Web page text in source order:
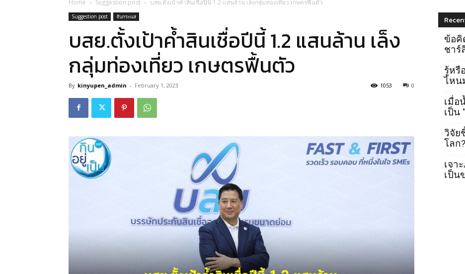
Home Suggestion post บสย.ตั้งเป้าค้ำสินเชื่อปีนี้ 1.2 แสนล้าน เล็งกลุ่มท่องเที่ยว เกษตรฟื้นตัว
Suggestion post จับกระแส
บสย.ตั้งเป้าค้ำสินเชื่อปีนี้ 1.2 แสนล้าน เล็ง
กลุ่มท่องเที่ยว เกษตรฟื้นตัว
By kinyupen_admin - February 1, 2023 0
1053
ข้อคิ
ชาร์
รู้หรื
ไหน
เมื่อ
เป็น
วิจัย
โลก
เจา
เป็น